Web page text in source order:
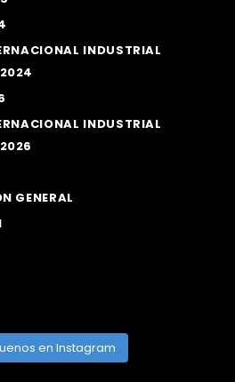
INDUSTRIAL
INDUSTRIAL
GENERAL
en Instagram